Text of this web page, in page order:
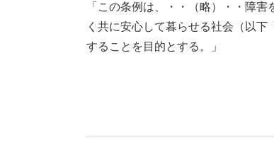
「この条例は、・・（略）・・障
く共に安心して暮らせる社会（以
することを目的とする。」